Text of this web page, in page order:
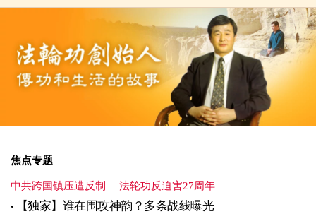
焦点专题
中共跨国镇压遭反制 法轮功反迫害27周年
【独家】谁在围攻神韵？多条战线曝光